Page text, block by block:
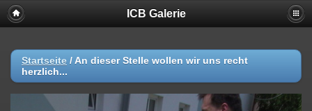
ICB Galerie
Startseite / An dieser Stelle wollen wir uns recht
herzlich...